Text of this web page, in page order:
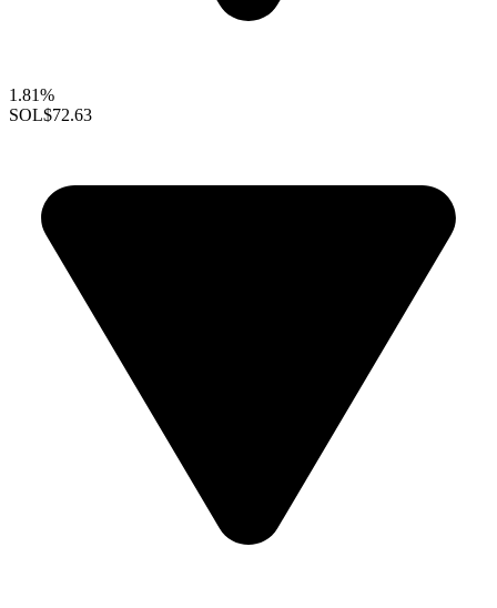
1.81%
SOL$72.63